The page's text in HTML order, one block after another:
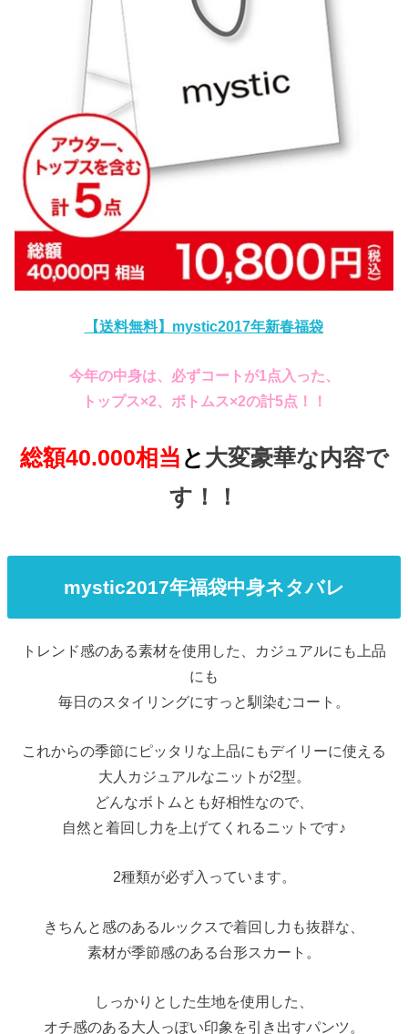
【送料無料】mystic2017年新春福袋
今年の中身は、必ずコートが1点入った、
トップス×2、ボトムス×2の計5点！！
総額40.000相当 と 大変豪華な内容で
す！！
mystic2017年福袋中身ネタバレ
トレンド感のある素材を使用した、カジュアルにも上品
にも
毎日のスタイリングにすっと馴染むコート。
これからの季節にピッタリな上品にもデイリーに使える
大人カジュアルなニットが2型。
どんなボトムとも好相性なので、
自然と着回し力を上げてくれるニットです♪
2種類が必ず入っています。
きちんと感のあるルックスで着回し力も抜群な、
素材が季節感のある台形スカート。
しっかりとした生地を使用した、
オチ感のある大人っぽい印象を引き出すパンツ。